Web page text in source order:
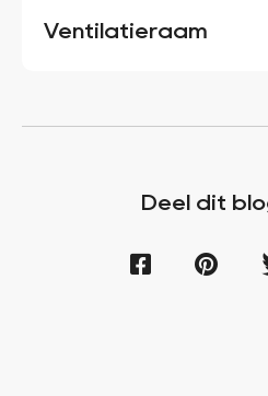
Ventilatieraam
Deel dit